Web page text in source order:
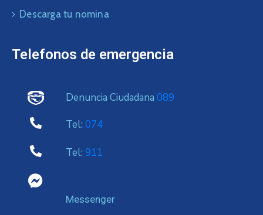
Descarga tu nomina
Telefonos de emergencia
Denuncia Ciudadana 089
Tel: 074
Tel: 911
Messenger